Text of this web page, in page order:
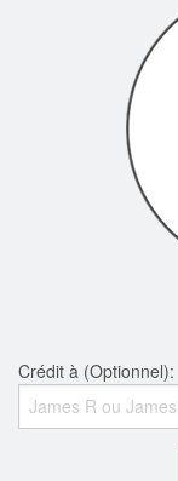
Crédit à (Optionnel):